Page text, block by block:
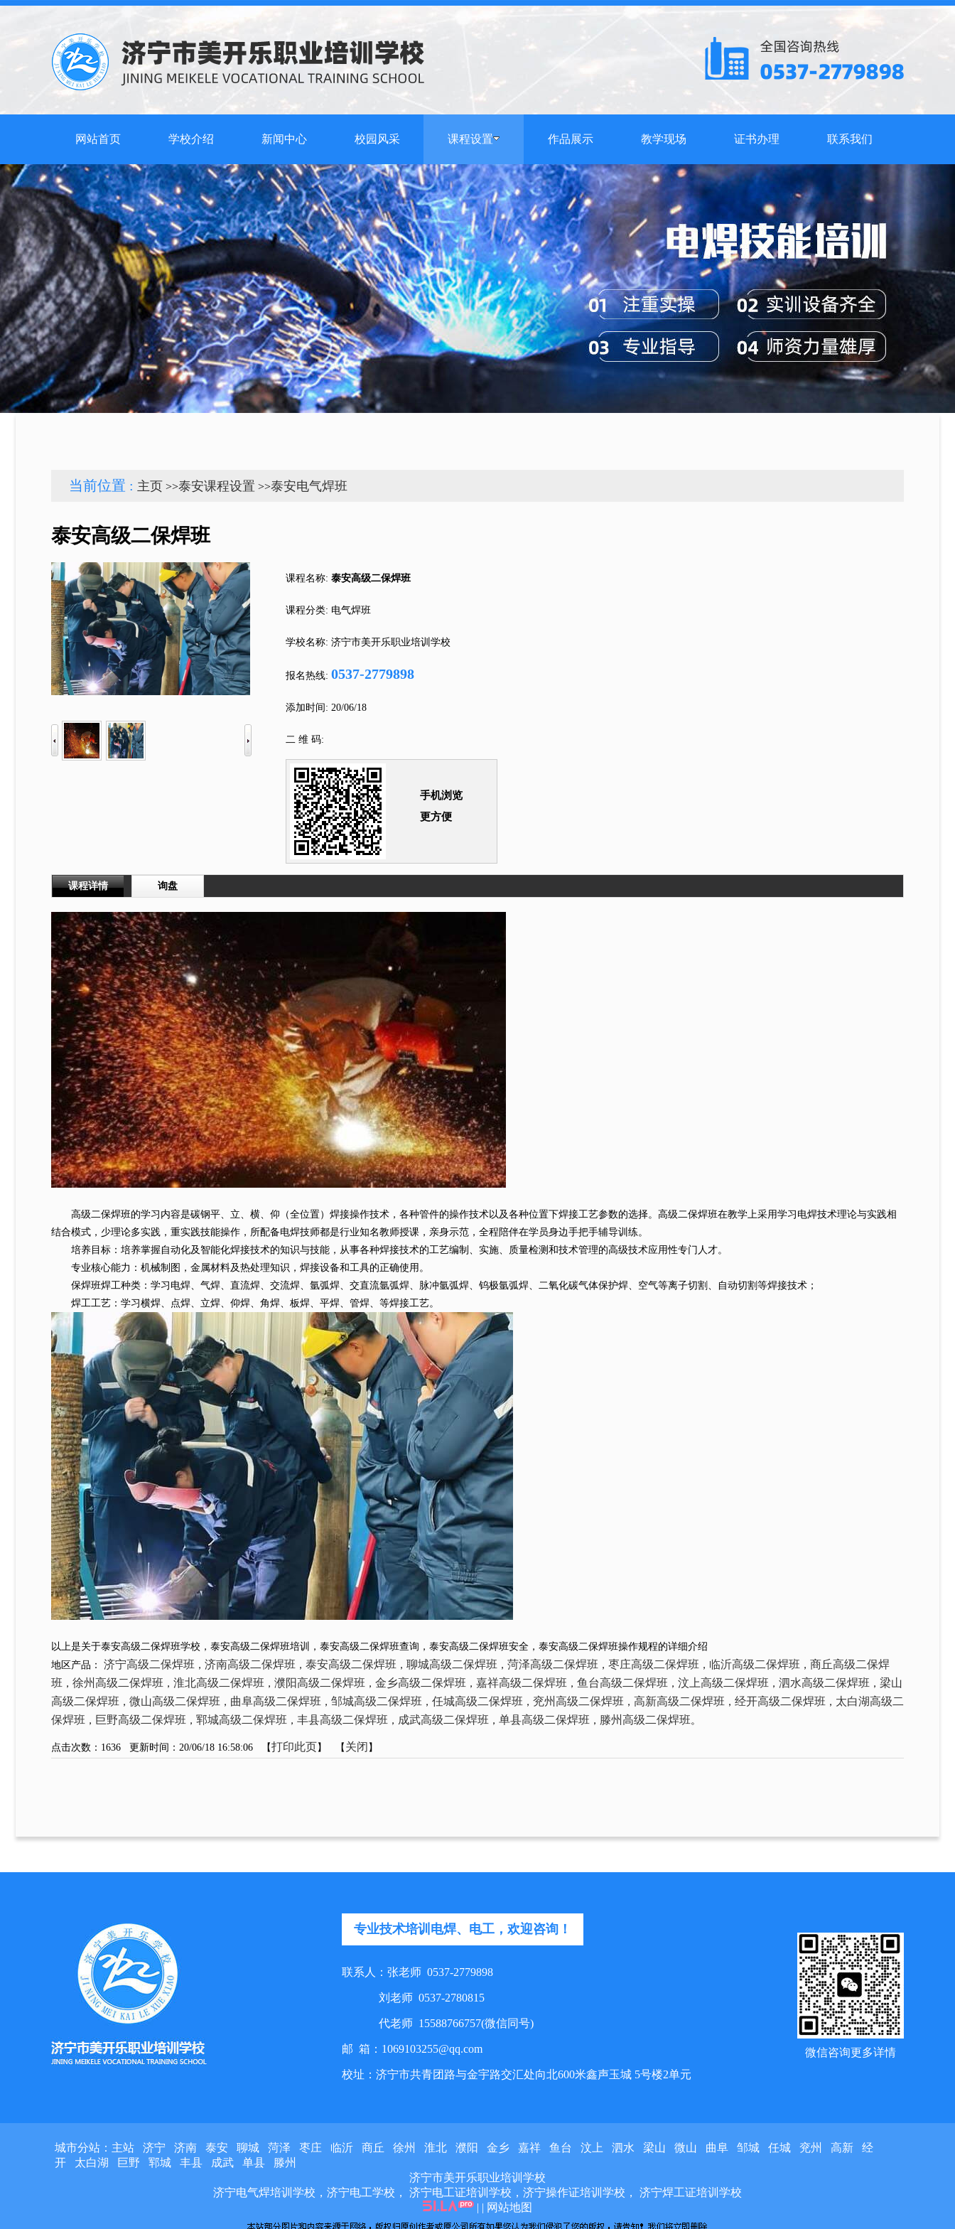
网站首页 学校介绍 新闻中心 校园风采 课程设置 作品展示 教学现场 证书办理 联系我们
当前位置 : 主页 >>泰安课程设置 >>泰安电气焊班
泰安高级二保焊班
课程名称: 泰安高级二保焊班
课程分类: 电气焊班
学校名称: 济宁市美开乐职业培训学校
报名热线: 0537-2779898
添加时间: 20/06/18
二 维 码:
手机浏览
更方便
课程详情 询盘
高级二保焊班的学习内容是碳钢平、立、横、仰（全位置）焊接操作技术，各种管件的操作技术以及各种位置下焊接工艺参数的选择。高级二保焊班在教学上采用学习电焊技术理论与实践相
结合模式，少理论多实践，重实践技能操作，所配备电焊技师都是行业知名教师授课，亲身示范，全程陪伴在学员身边手把手辅导训练。
培养目标：培养掌握自动化及智能化焊接技术的知识与技能，从事各种焊接技术的工艺编制、实施、质量检测和技术管理的高级技术应用性专门人才。
专业核心能力：机械制图，金属材料及热处理知识，焊接设备和工具的正确使用。
保焊班焊工种类：学习电焊、气焊、直流焊、交流焊、氩弧焊、交直流氩弧焊、脉冲氩弧焊、钨极氩弧焊、二氧化碳气体保护焊、空气等离子切割、自动切割等焊接技术；
焊工工艺：学习横焊、点焊、立焊、仰焊、角焊、板焊、平焊、管焊、等焊接工艺。
以上是关于泰安高级二保焊班学校，泰安高级二保焊班培训，泰安高级二保焊班查询，泰安高级二保焊班安全，泰安高级二保焊班操作规程的详细介绍
地区产品： 济宁高级二保焊班 ， 济南高级二保焊班 ， 泰安高级二保焊班 ， 聊城高级二保焊班 ， 菏泽高级二保焊班 ， 枣庄高级二保焊班 ， 临沂高级二保焊班 ， 商丘高级二保焊
班 ， 徐州高级二保焊班 ， 淮北高级二保焊班 ， 濮阳高级二保焊班 ， 金乡高级二保焊班 ， 嘉祥高级二保焊班 ， 鱼台高级二保焊班 ， 汶上高级二保焊班 ， 泗水高级二保焊班 ， 梁山
高级二保焊班 ， 微山高级二保焊班 ， 曲阜高级二保焊班 ， 邹城高级二保焊班 ， 任城高级二保焊班 ， 兖州高级二保焊班 ， 高新高级二保焊班 ， 经开高级二保焊班 ， 太白湖高级二
保焊班 ， 巨野高级二保焊班 ， 郓城高级二保焊班 ， 丰县高级二保焊班 ， 成武高级二保焊班 ， 单县高级二保焊班 ， 滕州高级二保焊班。
点击次数： 1636 更新时间：20/06/18 16:58:06 【打印此页】 【 关闭 】
专业技术培训电焊、电工，欢迎咨询！
联系人：张老师 0537-2779898
刘老师 0537-2780815
代老师 15588766757(微信同号)
邮 箱：1069103255@qq.com
校址：济宁市共青团路与金宇路交汇处向北600米鑫声玉城 5号楼2单元
微信咨询更多详情
城市分站： 主站 济宁 济南 泰安 聊城 菏泽 枣庄 临沂 商丘 徐州 淮北 濮阳 金乡 嘉祥 鱼台 汶上 泗水 梁山 微山 曲阜 邹城 任城 兖州 高新
经
开
太白湖 巨野 郓城 丰县 成武 单县
滕州
济宁市美开乐职业培训学校
济宁电气焊培训学校，济宁电工学校， 济宁电工证培训学校，济宁操作证培训学校， 济宁焊工证培训学校
| | 网站地图